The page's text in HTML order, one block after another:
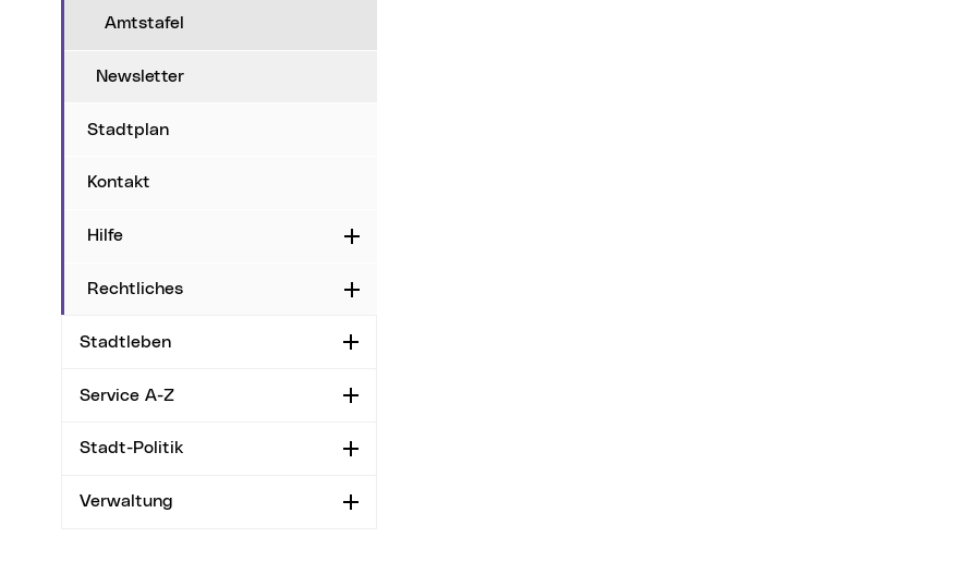
Amtstafel
Newsletter
Stadtplan
Kontakt
Hilfe Aufklappen
Rechtliches Aufklappen
Stadtleben Aufklappen
Service A-Z Aufklappen
Stadt-Politik Aufklappen
Verwaltung Aufklappen